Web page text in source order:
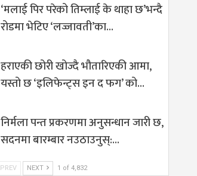
‘मलाई पिर परेको तिम्लाई के थाहा छ’भन्दै
रोडमा भेटिए ‘लज्जावती’का…
हराएकी छोरी खोज्दै भौतारिएकी आमा,
यस्तो छ ‘इलिफेन्ट्स इन द फग’ को…
निर्मला पन्त प्रकरणमा अनुसन्धान जारी छ,
सदनमा बारम्बार नउठाउनुस्:…
PREV NEXT 1 of 4,832